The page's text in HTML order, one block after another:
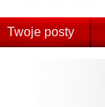
Twoje posty